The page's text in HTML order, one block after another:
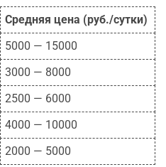
Средняя цена (руб./сутки)
5000 — 15000
3000 — 8000
2500 — 6000
4000 — 10000
2000 — 5000